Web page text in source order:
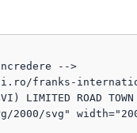
-->
franks-
LIMITED ROAD
2000/svg"